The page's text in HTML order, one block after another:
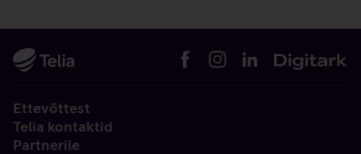
Ettevõttest
Telia kontaktid
Partnerile